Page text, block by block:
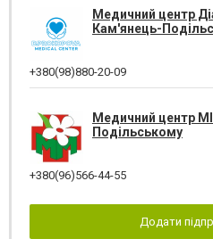
Медичний центр
Кам'янець-
+380(98)880-20-09
Медичний центр
Подільському
+380(96)566-44-55
Додати